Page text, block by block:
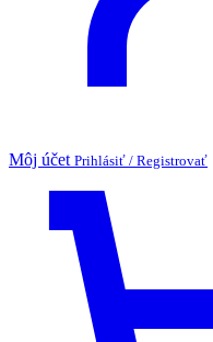
Môj účet Prihlásiť / Registrovať